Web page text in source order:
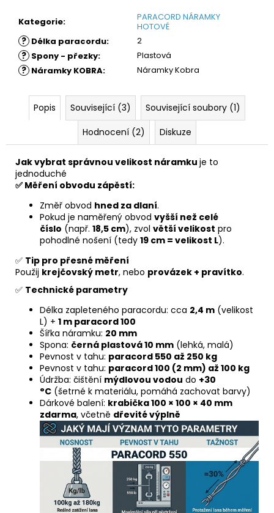
Kategorie:
PARACORD NÁRAMKY
HOTOVÉ
? Délka paracordu: 2
? Spony - přezky: Plastová
? Náramky KOBRA: Náramky Kobra
Popis Související (3)
Související soubory (1)
Hodnocení (2)
Diskuze
Jak vybrat správnou velikost náramku je to
jednoduché
✅ Měření obvodu zápěstí:
Změř obvod hned za dlaní.
Pokud je naměřený obvod vyšší než celé
číslo (např. 18,5 cm), zvol větší velikost pro
pohodlné nošení (tedy 19 cm = velikost L).
✅ Tip pro přesné měření
Použij krejčovský metr, nebo provázek + pravítko.
✅ Technické parametry
Délka zapleteného paracordu: cca 2,4 m (velikost
L) + 1 m paracord 100
Šířka náramku: 20 mm
Spona: černá plastová 10 mm (lehká, malá)
Pevnost v tahu: paracord 550 až 250 kg
Pevnost v tahu: paracord 100 (2 mm) až 100 kg
Údržba: čištění mýdlovou vodou do +30
°C (šetrné k materiálu, pomáhá zachovat barvy)
Dárkové balení: krabička 100 × 100 × 40 mm
zdarma, včetně dřevité výplně